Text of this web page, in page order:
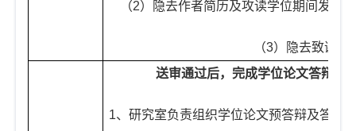
（2）隐去作者简历及攻读学位期间发表
（3）隐去致谢。
送审通过后，完成学位论文答辩和
1、研究室负责组织学位论文预答辩及答辩